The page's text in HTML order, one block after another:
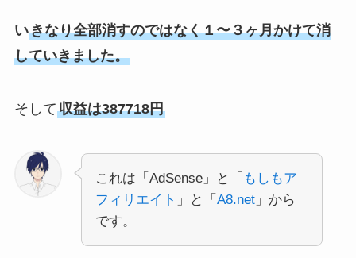
いきなり全部消すのではなく１〜３ヶ月かけて消
していきました。
そして収益は387718円
これは「AdSense」と「 もしもア
フィリエイト 」と「 A8.net」から
です。